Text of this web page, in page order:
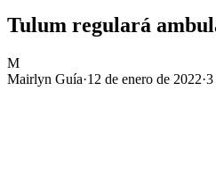
Tulum regulará
M
Mairlyn Guía·12 de enero de 2022·3